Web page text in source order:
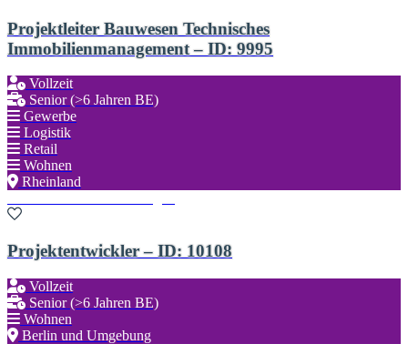
Projektleiter Bauwesen Technisches
Immobilienmanagement – ID: 9995
Vollzeit
Senior (>6 Jahren BE)
Gewerbe
Logistik
Retail
Wohnen
Rheinland
Projektentwickler – ID: 10108
Vollzeit
Senior (>6 Jahren BE)
Wohnen
Berlin und Umgebung